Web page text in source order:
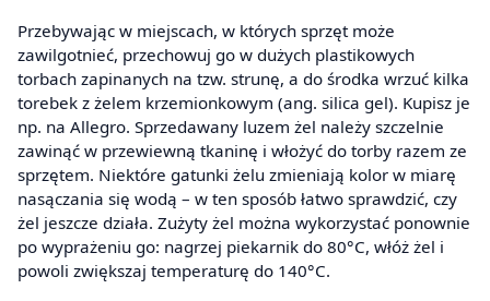
Przebywając w miejscach, w których sprzęt może
zawilgotnieć, przechowuj go w dużych plastikowych
torbach zapinanych na tzw. strunę, a do środka wrzuć kilka
torebek z żelem krzemionkowym (ang. silica gel). Kupisz je
np. na Allegro. Sprzedawany luzem żel należy szczelnie
zawinąć w przewiewną tkaninę i włożyć do torby razem ze
sprzętem. Niektóre gatunki żelu zmieniają kolor w miarę
nasączania się wodą – w ten sposób łatwo sprawdzić, czy
żel jeszcze działa. Zużyty żel można wykorzystać ponownie
po wyprażeniu go: nagrzej piekarnik do 80°C, włóż żel i
powoli zwiększaj temperaturę do 140°C.